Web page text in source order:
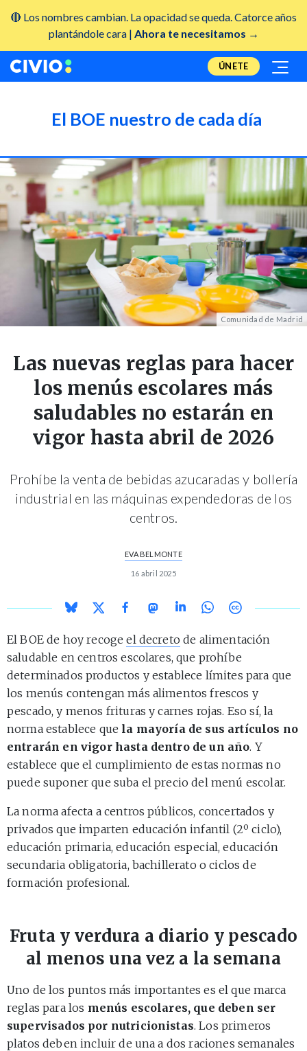
🔴 Los nombres cambian. La opacidad se queda. Catorce años
plantándole cara | Ahora te necesitamos →
ÚNETE
El BOE nuestro de cada día
Comunidad de Madrid
Las nuevas reglas para hacer
los menús escolares más
saludables no estarán en
vigor hasta abril de 2026
Prohíbe la venta de bebidas azucaradas y bollería
industrial en las máquinas expendedoras de los
centros.
EVA BELMONTE
16 abril 2025
El BOE de hoy recogeel decreto de alimentación
saludable en centros escolares, que prohíbe
determinados productos y establece límites para que
los menús contengan más alimentos frescos y
pescado, y menos frituras y carnes rojas. Eso sí, la
norma establece que la mayoría de sus artículos no
entrarán en vigor hasta dentro de un año. Y
establece que el cumplimiento de estas normas no
puede suponer que suba el precio del menú escolar.
La norma afecta a centros públicos, concertados y
privados que imparten educación infantil (2º ciclo),
educación primaria, educación especial, educación
secundaria obligatoria, bachillerato o ciclos de
formación profesional.
Fruta y verdura a diario y pescado
al menos una vez a la semana
Uno de los puntos más importantes es el que marca
reglas para los menús escolares, que deben ser
supervisados por nutricionistas. Los primeros
platos deben incluir de una a dos raciones semanales